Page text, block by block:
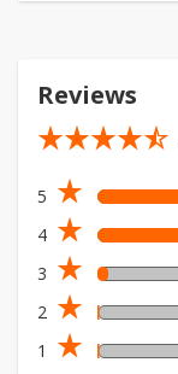
Reviews
star_ratestar_ratestar_ratestar_ratestar_rate_half
5 star_rate
4 star_rate
3 star_rate
2 star_rate
1
star_rate